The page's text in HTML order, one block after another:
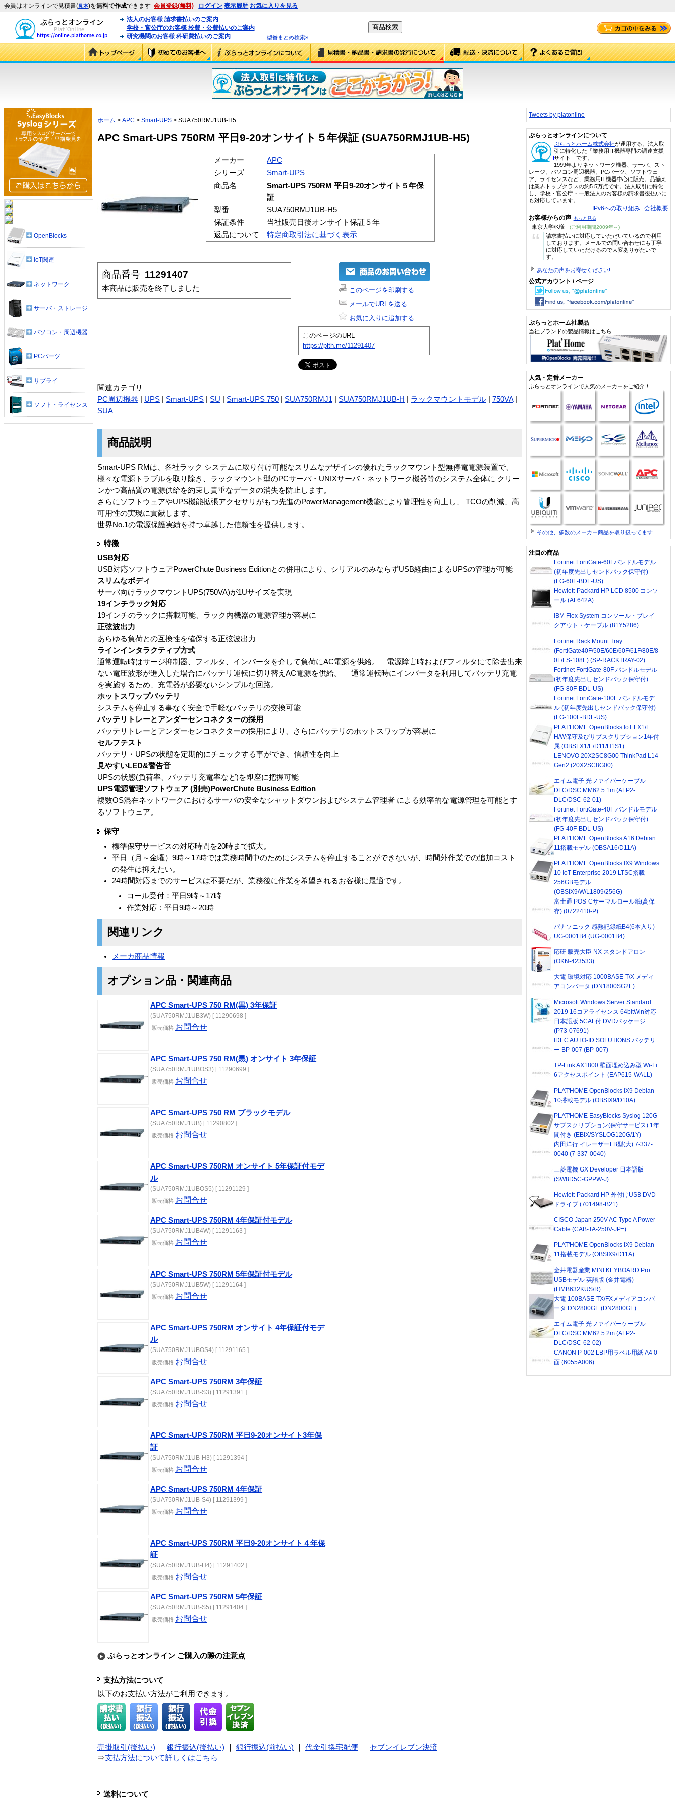
会員はオンラインで見積書(見本)を無料で作成できます 会員登録(無料) ログイン 表示履歴 お気に入りを見る
法人のお客様 請求書払いのご案内
学校・官公庁のお客様 校費・公費払いのご案内
研究機関のお客様 科研費払いのご案内
型番まとめ検索»
ホーム > APC > Smart-UPS > SUA750RMJ1UB-H5
APC Smart-UPS 750RM 平日9-20オンサイト５年保証 (SUA750RMJ1UB-H5)
メーカー
APC
シリーズ
Smart-UPS
商品名
Smart-UPS 750RM 平日9-20オンサイト５年保
証
型番
SUA750RMJ1UB-H5
保証条件
当社販売日後オンサイト保証５年
返品について
特定商取引法に基づく表示
商品番号 11291407
本商品は販売を終了しました
このページを印刷する
メールでURLを送る
お気に入りに追加する
このページのURL
https://plth.me/11291407
関連カテゴリ
PC周辺機器
UPS Smart-UPS SU Smart-UPS 750 SUA750RMJ1 SUA750RMJ1UB-H ラックマウントモデル 750VA|
SUA
商品説明
Smart-UPS RMは、各社ラック システムに取り付け可能なスリムなデザインの優れたラックマウント型無停電電源装置で、
様々な電源トラブルを取り除き、ラックマウント型のPCサーバ・UNIXサーバ・ネットワーク機器等のシステム全体に クリー
ンかつ高品質の電源供給を約束し貴重なデータの消失を防止します。
さらにソフトウェアやUPS機能拡張アクセサリがもつ先進のPowerManagement機能により管理性を向上し、 TCOの削減、高
可用性の実現に貢献します。
世界No.1の電源保護実績を持つ卓越した信頼性を提供します。
特徴
USB対応
USB対応ソフトウェアPowerChute Business Editionとの併用により、シリアルのみならずUSB経由によるUPSの管理が可能
スリムなボディ
サーバ向けラックマウントUPS(750VA)が1Uサイズを実現
19インチラック対応
19インチのラックに搭載可能、ラック内機器の電源管理が容易に
正弦波出力
あらゆる負荷との互換性を確保する正弦波出力
ラインインタラクティブ方式
通常運転時はサージ抑制器、フィルタ、インバータを介して負荷にAC電源を供給。 電源障害時およびフィルタにて除去出来
ない電圧波形が進入した場合にバッテリ運転に切り替えAC電源を供給。 通常運転時にインバータを利用してバッテリ充電
を実施するため、充電器が必要ないシンプルな回路。
ホットスワップバッテリ
システムを停止する事なく安全で手軽なバッテリの交換可能
バッテリトレーとアンダーセンコネクターの採用
バッテリトレーとアンダーセンコネクターの採用により、さらにバッテリのホットスワップが容易に
セルフテスト
バッテリ・UPSの状態を定期的にチェックする事ができ、信頼性を向上
見やすいLED&警告音
UPSの状態(負荷率、バッテリ充電率など)を即座に把握可能
UPS電源管理ソフトウェア (別売)PowerChute Business Edition
複数OS混在ネットワークにおけるサーバの安全なシャットダウンおよびシステム管理者 による効率的な電源管理を可能とす
るソフトウェア。
保守
標準保守サービスの対応時間を20時まで拡大。
平日（月～金曜）9時～17時では業務時間中のためにシステムを停止することができないが、時間外作業での追加コスト
の発生は抑えたい。
24時間対応までのサービスは不要だが、業務後に作業を希望されるお客様に最適です。
コール受付：平日9時～17時
作業対応：平日9時～20時
関連リンク
メーカ商品情報
オプション品・関連商品
APC Smart-UPS 750 RM(黒) 3年保証
(SUA750RMJ1UB3W) [ 11290698 ]
販売価格 お問合せ
APC Smart-UPS 750 RM(黒) オンサイト 3年保証
(SUA750RMJ1UBOS3) [ 11290699 ]
販売価格 お問合せ
APC Smart-UPS 750 RM ブラックモデル
(SUA750RMJ1UB) [ 11290802 ]
販売価格 お問合せ
APC Smart-UPS 750RM オンサイト 5年保証付モデ
ル
(SUA750RMJ1UBOS5) [ 11291129 ]
販売価格 お問合せ
APC Smart-UPS 750RM 4年保証付モデル
(SUA750RMJ1UB4W) [ 11291163 ]
販売価格 お問合せ
APC Smart-UPS 750RM 5年保証付モデル
(SUA750RMJ1UB5W) [ 11291164 ]
販売価格 お問合せ
APC Smart-UPS 750RM オンサイト 4年保証付モデ
ル
(SUA750RMJ1UBOS4) [ 11291165 ]
販売価格 お問合せ
APC Smart-UPS 750RM 3年保証
(SUA750RMJ1UB-S3) [ 11291391 ]
販売価格 お問合せ
APC Smart-UPS 750RM 平日9-20オンサイト3年保
証
(SUA750RMJ1UB-H3) [ 11291394 ]
販売価格 お問合せ
APC Smart-UPS 750RM 4年保証
(SUA750RMJ1UB-S4) [ 11291399 ]
販売価格 お問合せ
APC Smart-UPS 750RM 平日9-20オンサイト４年保
証
(SUA750RMJ1UB-H4) [ 11291402 ]
販売価格 お問合せ
APC Smart-UPS 750RM 5年保証
(SUA750RMJ1UB-S5) [ 11291404 ]
販売価格 お問合せ
ぷらっとオンライン ご購入の際の注意点
支払方法について
以下のお支払い方法がご利用できます。
売掛取引(後払い) 銀行振込(後払い) 銀行振込(前払い) 代金引換宅配便
セブンイレブン決済
⇒支払方法について詳しくはこちら
送料について
OpenBlocks
IoT関連
ネットワーク
サーバ・ストレージ
パソコン・周辺機器
PCパーツ
サプライ
ソフト・ライセンス
Tweets by platonline
ぷらっとオンラインについて
ぷらっとホーム株式会社が運用する、法人取
引に特化した「業務用IT機器専門の調達支援
サイト」です。
1999年よりネットワーク機器、サーバ、スト
レージ、パソコン周辺機器、PCパーツ、ソフトウェ
ア、ライセンスなど、業務用IT機器中心に販売。品揃え
は業界トップクラスの約5.5万点です。法人取引に特化
し、学校・官公庁・一般法人のお客様の請求書後払いに
も対応しています。
IPv6への取り組み 会社概要
お客様からの声 もっと見る
東京大学/K様 (ご利用期間2009年～)
“
請求書払いに対応していただいているので利用
しております。メールでの問い合わせにも丁寧
に対応していただけるので大変ありがたいで
す。
あなたの声をお寄せください!
公式アカウント / ページ
ぷらっとホーム社製品
当社ブランドの製品情報はこちら
人気・定番メーカー
ぷらっとオンラインで人気のメーカーをご紹介！
その他、多数のメーカー商品を取り扱ってます
注目の商品
Fortinet FortiGate-60Fバンドルモデル
(初年度先出しセンドバック保守付)
(FG-60F-BDL-US)
Hewlett-Packard HP LCD 8500 コンソ
ール (AF642A)
IBM Flex System コンソール・ブレイ
クアウト・ケーブル (81Y5286)
Fortinet Rack Mount Tray
(FortiGate40F/50E/60E/60F/61F/80E/8
0F/FS-108E) (SP-RACKTRAY-02)
Fortinet FortiGate-80F バンドルモデル
(初年度先出しセンドバック保守付)
(FG-80F-BDL-US)
Fortinet FortiGate-100F バンドルモデ
ル (初年度先出しセンドバック保守付)
(FG-100F-BDL-US)
PLAT'HOME OpenBlocks IoT FX1/E
H/W保守及びサブスクリプション1年付
属 (OBSFX1/E/D11/H1S1)
LENOVO 20X2SC8G00 ThinkPad L14
Gen2 (20X2SC8G00)
エイム電子 光ファイバーケーブル
DLC/DSC MM62.5 1m (AFP2-
DLC/DSC-62-01)
Fortinet FortiGate-40F バンドルモデル
(初年度先出しセンドバック保守付)
(FG-40F-BDL-US)
PLAT'HOME OpenBlocks A16 Debian
11搭載モデル (OBSA16/D11A)
PLAT'HOME OpenBlocks IX9 Windows
10 IoT Enterprise 2019 LTSC搭載
256GBモデル
(OBSIX9/W/L1809/256G)
富士通 POS-Cサーマルロール紙(高保
存) (0722410-P)
パナソニック 感熱記録紙B4(6本入り)
UG-0001B4 (UG-0001B4)
応研 販売大臣 NX スタンドアロン
(OKN-423533)
大電 環境対応 1000BASE-T/X メディ
アコンバータ (DN1800SG2E)
Microsoft Windows Server Standard
2019 16コアライセンス 64bitWin対応
日本語版 5CAL付 DVDパッケージ
(P73-07691)
IDEC AUTO-ID SOLUTIONS バッテリ
ー BP-007 (BP-007)
TP-Link AX1800 壁面埋め込み型 Wi-Fi
6アクセスポイント (EAP615-WALL)
PLAT'HOME OpenBlocks IX9 Debian
10搭載モデル (OBSIX9/D10A)
PLAT'HOME EasyBlocks Syslog 120G
サブスクリプション(保守サービス) 1年
間付き (EBIX/SYSLOG120G/1Y)
内田洋行 イレーザーFB型(大) 7-337-
0040 (7-337-0040)
三菱電機 GX Developer 日本語版
(SW8D5C-GPPW-J)
Hewlett-Packard HP 外付けUSB DVD
ドライブ (701498-B21)
CISCO Japan 250V AC Type A Power
Cable (CAB-TA-250V-JP=)
PLAT'HOME OpenBlocks IX9 Debian
11搭載モデル (OBSIX9/D11A)
金井電器産業 MINI KEYBOARD Pro
USBモデル 英語版 (金井電器)
(HMB632KUS/R)
大電 100BASE-TX/FXメディアコンバ
ータ DN2800GE (DN2800GE)
エイム電子 光ファイバーケーブル
DLC/DSC MM62.5 2m (AFP2-
DLC/DSC-62-02)
CANON P-002 LBP用ラベル用紙 A4 0
面 (6055A006)